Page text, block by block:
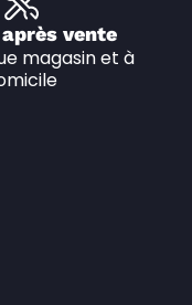
vente
magasin et à